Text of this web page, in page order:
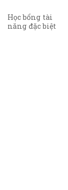
Học bổng tài
năng đặc biệt